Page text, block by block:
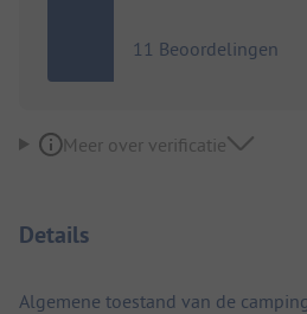
11 Beoordelingen
Meer over verificatie
Details
Algemene toestand van de camping